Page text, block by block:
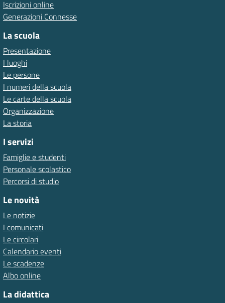
Iscrizioni online
Generazioni Connesse
La scuola
Presentazione
I luoghi
Le persone
I numeri della scuola
Le carte della scuola
Organizzazione
La storia
I servizi
Famiglie e studenti
Personale scolastico
Percorsi di studio
Le novità
Le notizie
I comunicati
Le circolari
Calendario eventi
Le scadenze
Albo online
La didattica